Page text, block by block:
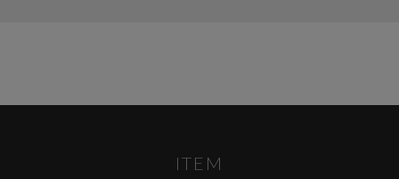
ITEM